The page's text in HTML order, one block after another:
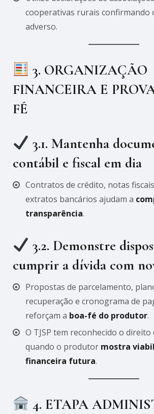
cooperativas rurais confirmando
adverso.
3. ORGANIZAÇÃO
FINANCEIRA E
FÉ
3.1. Mantenha
contábil e fiscal em dia
Contratos de crédito, notas
extratos bancários ajudam a
transparência.
3.2. Demonstre
cumprir a dívida com
Propostas de parcelamento,
recuperação e cronograma de
reforçam a boa-fé do produtor.
O TJSP tem reconhecido o
quando o produtor mostra
financeira futura.
4. ETAPA